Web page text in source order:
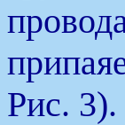
Рис. 3).